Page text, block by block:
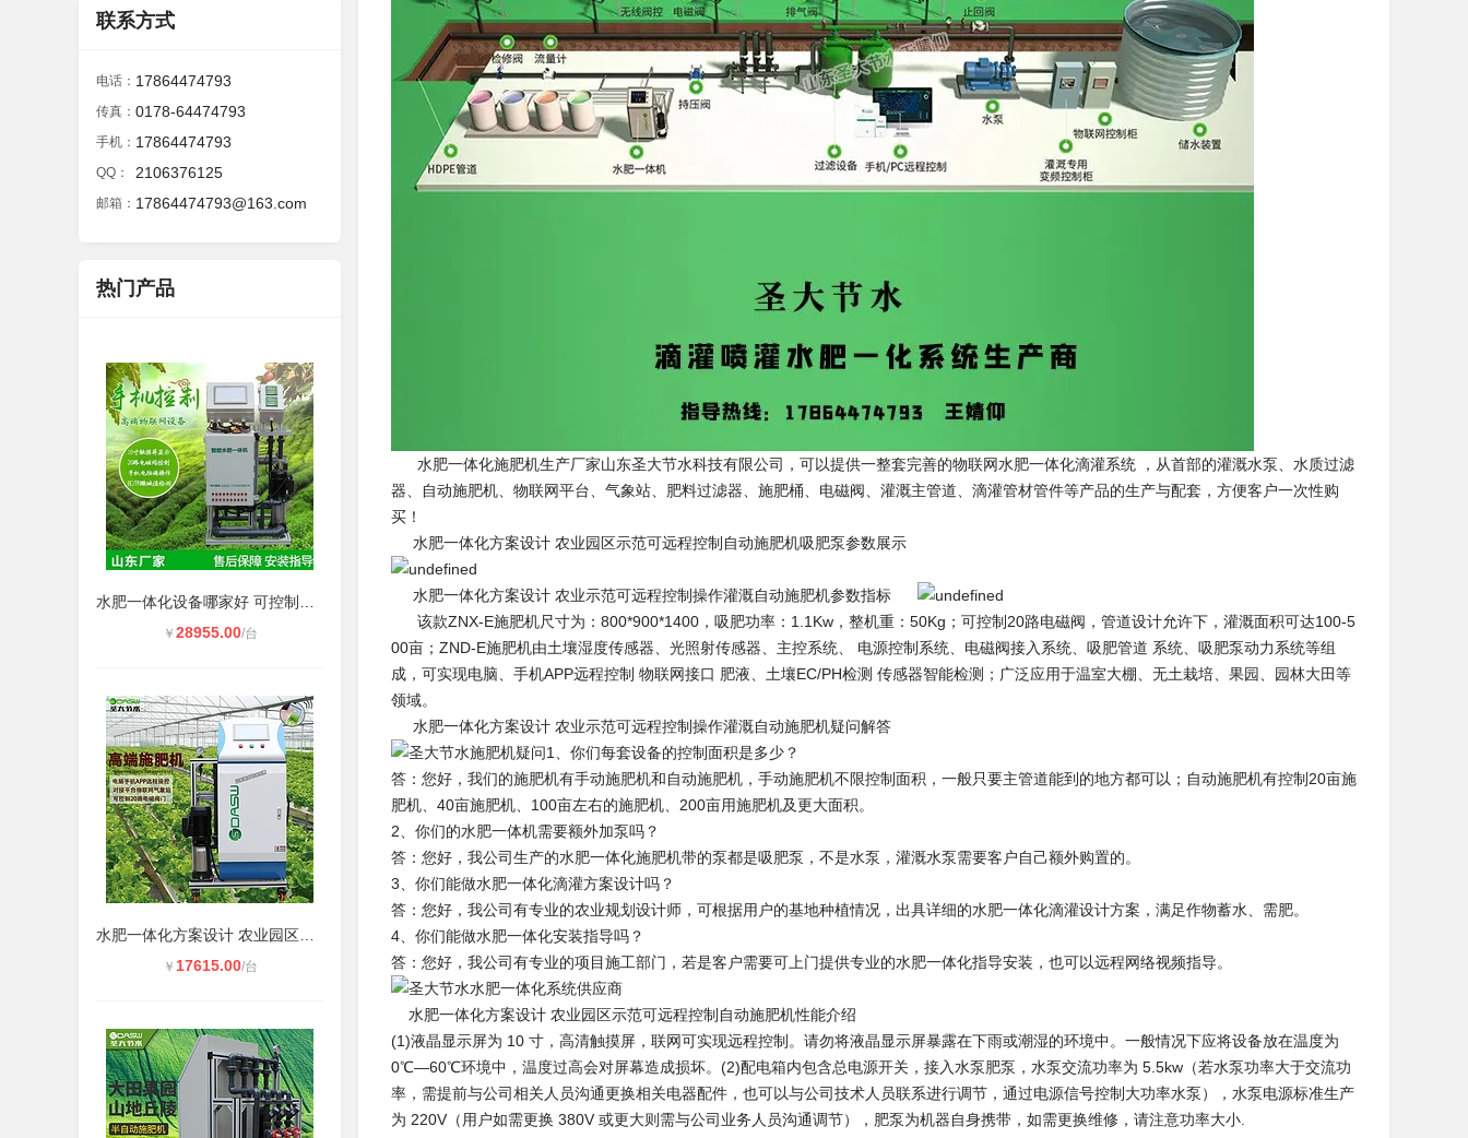
联系方式
电话： 17864474793
传真： 0178-64474793
手机： 17864474793
QQ： 2106376125
邮箱： 17864474793@163.com
热门产品
￥ 28955.00/台
￥ 17615.00/台
水肥一体化施肥机生产厂家山东圣大节水科技有限公司，可以提供一整套完善的物联网水肥一体化滴灌系统 ，从首部的灌溉水泵、水质过滤
器、自动施肥机、物联网平台、气象站、肥料过滤器、施肥桶、电磁阀、灌溉主管道、滴灌管材管件等产品的生产与配套，方便客户一次性购
买！
水肥一体化方案设计 农业园区示范可远程控制自动施肥机吸肥泵参数展示
水肥一体化方案设计 农业示范可远程控制操作灌溉自动施肥机参数指标
该款ZNX-E施肥机尺寸为：800*900*1400，吸肥功率：1.1Kw，整机重：50Kg；可控制20路电磁阀，管道设计允许下，灌溉面积可达100-5
00亩；ZND-E施肥机由土壤湿度传感器、光照射传感器、主控系统、 电源控制系统、电磁阀接入系统、吸肥管道 系统、吸肥泵动力系统等组
成，可实现电脑、手机APP远程控制 物联网接口 肥液、土壤EC/PH检测 传感器智能检测；广泛应用于温室大棚、无土栽培、果园、园林大田等
领域。
水肥一体化方案设计 农业示范可远程控制操作灌溉自动施肥机疑问解答
1、你们每套设备的控制面积是多少？
答：您好，我们的施肥机有手动施肥机和自动施肥机，手动施肥机不限控制面积，一般只要主管道能到的地方都可以；自动施肥机有控制20亩施
肥机、40亩施肥机、100亩左右的施肥机、200亩用施肥机及更大面积。
2、你们的水肥一体机需要额外加泵吗？
答：您好，我公司生产的水肥一体化施肥机带的泵都是吸肥泵，不是水泵，灌溉水泵需要客户自己额外购置的。
3、你们能做水肥一体化滴灌方案设计吗？
答：您好，我公司有专业的农业规划设计师，可根据用户的基地种植情况，出具详细的水肥一体化滴灌设计方案，满足作物蓄水、需肥。
4、你们能做水肥一体化安装指导吗？
答：您好，我公司有专业的项目施工部门，若是客户需要可上门提供专业的水肥一体化指导安装，也可以远程网络视频指导。
水肥一体化方案设计 农业园区示范可远程控制自动施肥机性能介绍
(1)液晶显示屏为 10 寸，高清触摸屏，联网可实现远程控制。请勿将液晶显示屏暴露在下雨或潮湿的环境中。一般情况下应将设备放在温度为
0℃—60℃环境中，温度过高会对屏幕造成损坏。(2)配电箱内包含总电源开关，接入水泵肥泵，水泵交流功率为 5.5kw（若水泵功率大于交流功
率，需提前与公司相关人员沟通更换相关电器配件，也可以与公司技术人员联系进行调节，通过电源信号控制大功率水泵），水泵电源标准生产
为 220V（用户如需更换 380V 或更大则需与公司业务人员沟通调节），肥泵为机器自身携带，如需更换维修，请注意功率大小.